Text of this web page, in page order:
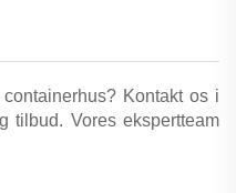
Kontakt os i
tilbud. Vores ekspertteam